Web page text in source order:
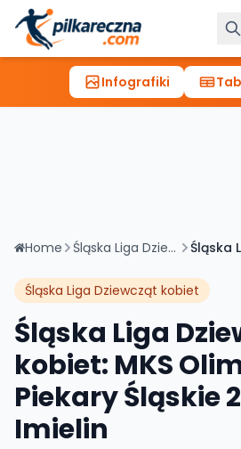
Infografiki
Home Śląska Liga Dziewcząt kobiet
Śląska Liga Dziewcząt kobiet
Śląska Liga
kobiet: MKS
Piekary Śląskie
Imielin